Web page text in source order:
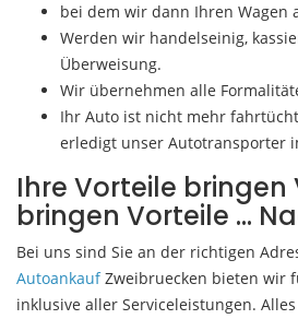
bei dem wir dann Ihren Wagen
Werden wir handelseinig,
Überweisung.
Wir übernehmen alle
Ihr Auto ist nicht mehr
erledigt unser Autotransporter
Ihre Vorteile bringen
bringen Vorteile …
Bei uns sind Sie an der richtigen
AutoankaufZweibruecken bieten wir
inklusive aller Serviceleistungen.